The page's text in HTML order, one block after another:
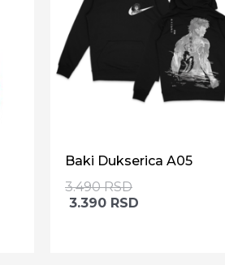
Baki Dukserica A05
3.490RSD
3.390 RSD